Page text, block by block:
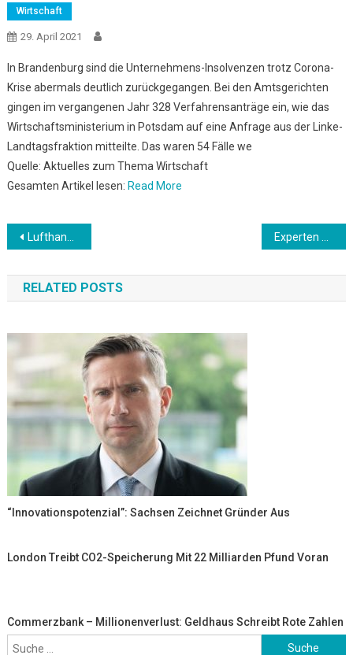
Wirtschaft
29. April 2021
In Brandenburg sind die Unternehmens-Insolvenzen trotz Corona-
Krise abermals deutlich zurückgegangen. Bei den Amtsgerichten
gingen im vergangenen Jahr 328 Verfahrensanträge ein, wie das
Wirtschaftsministerium in Potsdam auf eine Anfrage aus der Linke-
Landtagsfraktion mitteilte. Das waren 54 Fälle we
Quelle: Aktuelles zum Thema Wirtschaft
Gesamten Artikel lesen: Read More
Beitrags-
Navigation
Lufthansa berichtet über Geschäft in der Corona-Flaute
RELATED POSTS
“Innovationspotenzial”: Sachsen Zeichnet Gründer Aus
London Treibt CO2-Speicherung Mit 22 Milliarden Pfund Voran
Commerzbank – Millionenverlust: Geldhaus Schreibt Rote Zahlen
Suche